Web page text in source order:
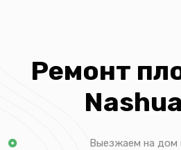
Ремонт
Выезжаем на дом